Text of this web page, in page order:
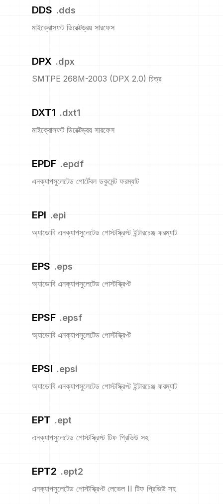
DDS .dds
মাইক্রোসফট ডিরেক্টড্রয় সারফেস
DPX .dpx
SMTPE 268M-2003 (DPX 2.0) চিত্র
DXT1 .dxt1
মাইক্রোসফট ডিরেক্টড্রয় সারফেস
EPDF .epdf
এনক্যাপসুলেটেড পোর্টেবল ডকুমেন্ট ফরম্যাট
EPI .epi
অ্যাডোবি এনক্যাপসুলেটেড পোস্টস্ক্রিপ্ট ইন্টারচেঞ্জ ফরম্যাট
EPS .eps
অ্যাডোবি এনক্যাপসুলেটেড পোস্টস্ক্রিপ্ট
EPSF .epsf
অ্যাডোবি এনক্যাপসুলেটেড পোস্টস্ক্রিপ্ট
EPSI .epsi
অ্যাডোবি এনক্যাপসুলেটেড পোস্টস্ক্রিপ্ট ইন্টারচেঞ্জ ফরম্যাট
EPT .ept
এনক্যাপসুলেটেড পোস্টস্ক্রিপ্ট টিফ প্রিভিউ সহ
EPT2 .ept2
এনক্যাপসুলেটেড পোস্টস্ক্রিপ্ট লেভেল II টিফ প্রিভিউ সহ